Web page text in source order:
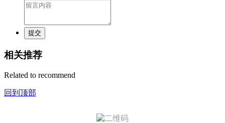
提交
相关推荐
Related to recommend
回到顶部